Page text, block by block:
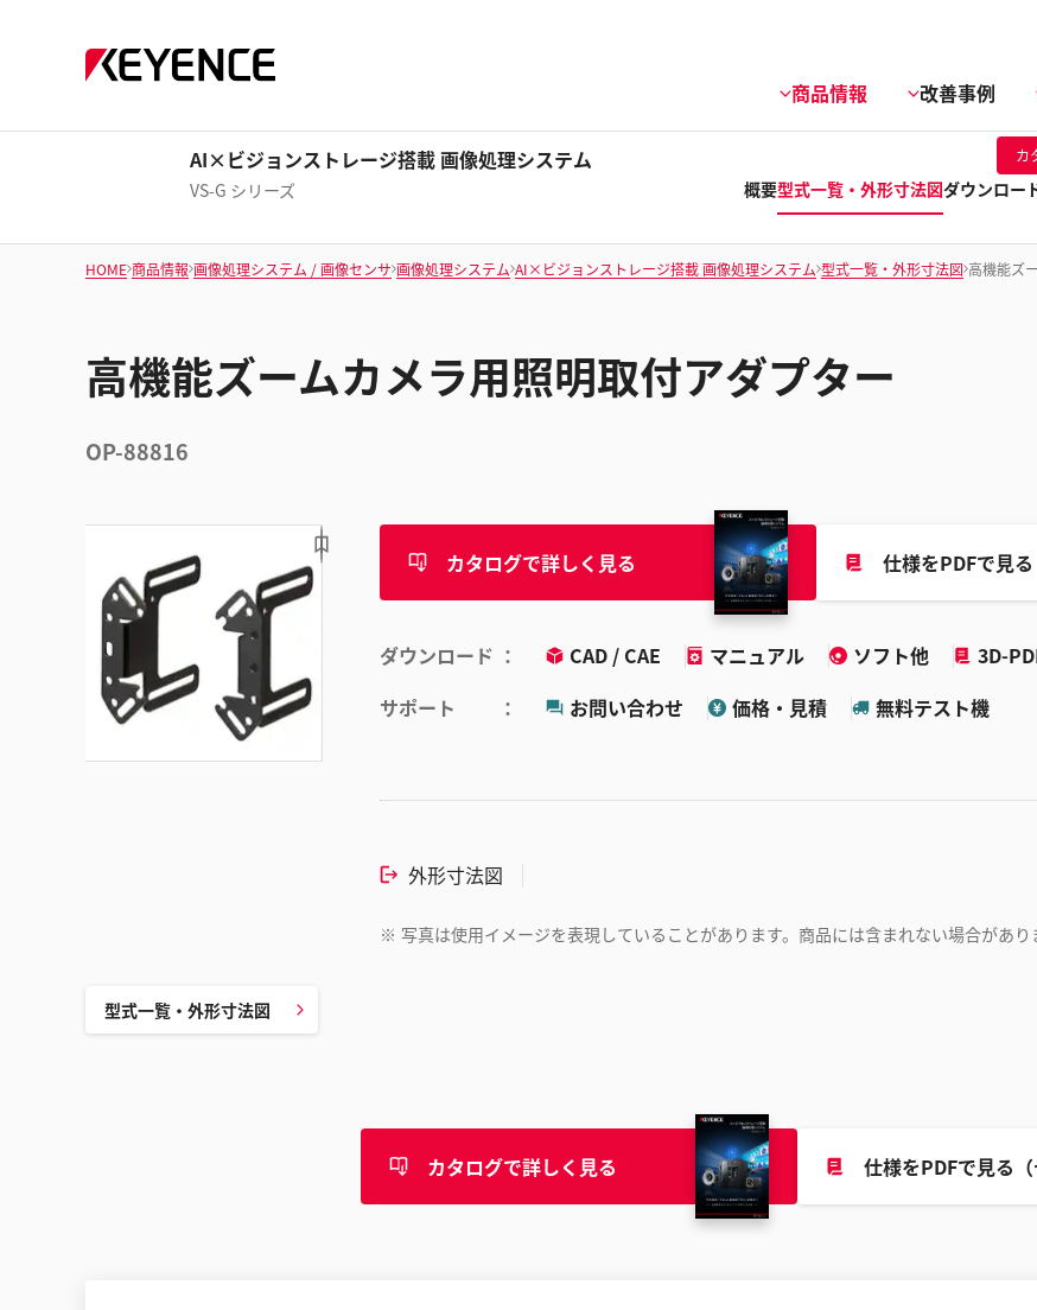
商品情報 改善事例
AI×ビジョンストレージ搭載 画像処理システム
VS-G シリーズ
カ
概要型式一覧・外形寸法図ダウンロー
HOME 商品情報 画像処理システム / 画像センサ 画像処理システム AI×ビジョンストレージ搭載 画像処理システム 型式一覧・外形寸法図 高機能ズ
高機能ズームカメラ用照明取付アダプター
OP-88816
カタログで詳しく見る 仕様をPDFで見る
ダウンロード CAD / CAE マニュアル ソフト他
3D-
サポート
お問い合わせ 価格・見積 無料テスト機
外形寸法図
※ 写真は使用イメージを表現していることがあります。商品には含まれない場合があり
型式一覧・外形寸法図
カタログで詳しく見る 仕様をPDFで見る（